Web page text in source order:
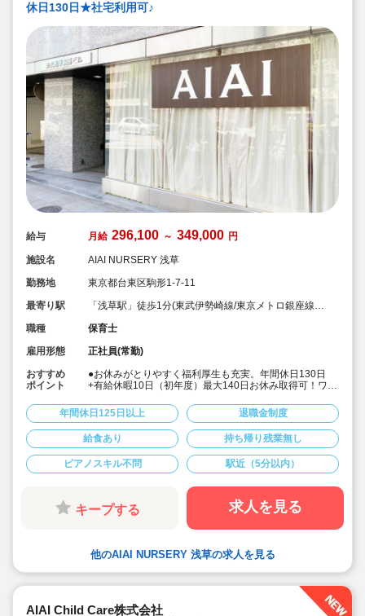
休日130日★社宅利用可♪
給与 月給 296,100 ～ 349,000 円
施設名
AIAI NURSERY 浅草
勤務地
東京都台東区駒形1-7-11
最寄り駅
「浅草駅」徒歩1分(東武伊勢崎線/東京メトロ銀座線/
職種
保育士
雇用形態
正社員(常勤)
おすすめ
ポイント
●お休みがとりやすく福利厚生も充実。年間休日130日
+有給休暇10日（初年度）最大140日お休み取得可！ワー
●給食費補助、借り上げ社宅制度あり、退職金制度など福
利厚生も充実しています
●少人数制保育で子ども一人ひとりに寄り添う保育ができ
ます。
●チーム保育で複数担任制を取っております。
●保育に専念できる環境づくり
連絡帳や日誌のアプリ化を始め、園だより等も手書き作
業がありません。ICTツールで書類作成の負担を軽減して
●子ども主体の温かみのある保育環境を大切にしていま
す。大型遊具や床暖房完備の快適な保育室など、充実し
別療育も行っています。療育へのキャリアチェンジも可
ブランクがあっても安心です。勤続年数に合わせた研修
制度を用意しています。
年間休日125日以上 退職金制度
給食あり 持ち帰り残業無し
ピアノスキル不問 駅近（5分以内）
キープする 求人を見る
他のAIAI NURSERY 浅草の求人を見る
AIAI Child Care株式会社